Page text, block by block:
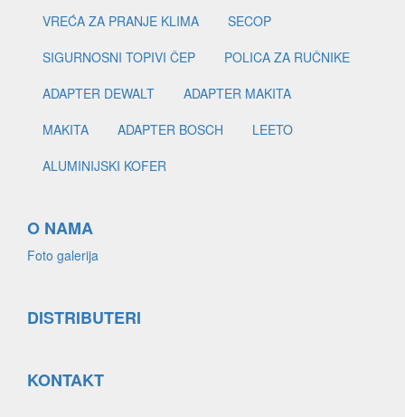
VREĆA ZA PRANJE KLIMA
SECOP
SIGURNOSNI TOPIVI ČEP
POLICA ZA RUČNIKE
ADAPTER DEWALT
ADAPTER MAKITA
MAKITA
ADAPTER BOSCH
LEETO
ALUMINIJSKI KOFER
O NAMA
Foto galerija
DISTRIBUTERI
KONTAKT